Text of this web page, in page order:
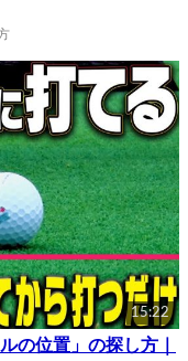
15:22
の位置」の探し方｜